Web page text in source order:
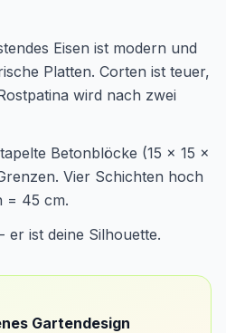
Eisen ist modern und
Platten. Corten ist teuer,
wird nach zwei
Betonblöcke (15 x 15 x
Vier Schichten hoch
= 45 cm.
er ist deine Silhouette.
Gartendesign